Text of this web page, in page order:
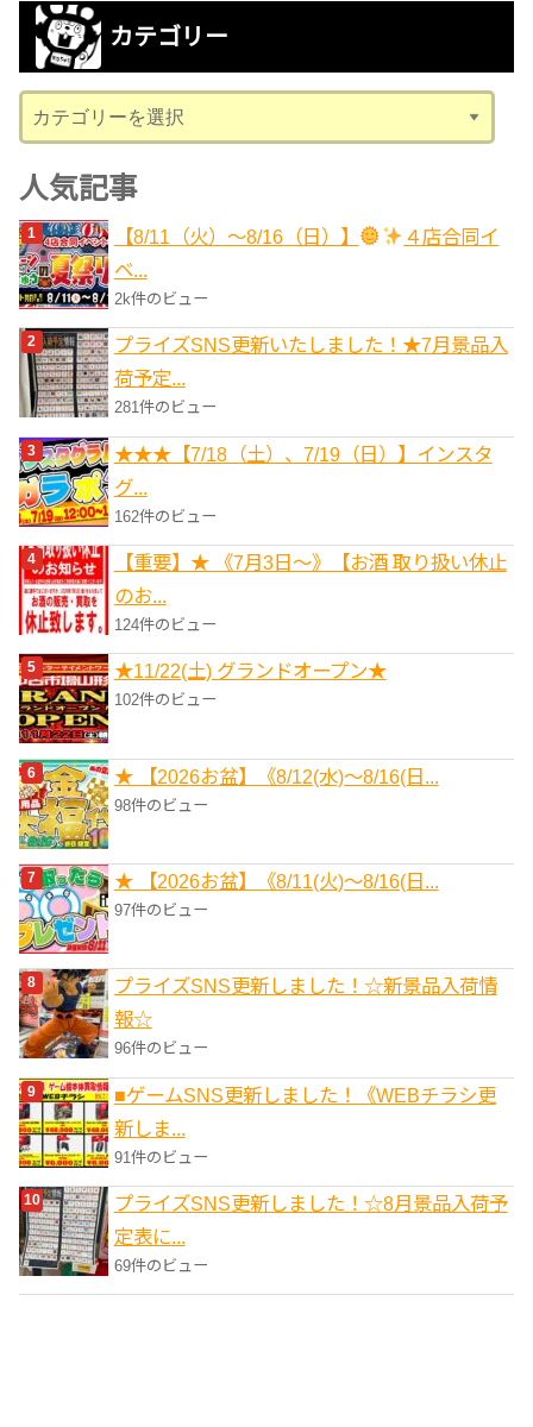
カ
ブ
カテゴリー
テ
ゴ
リ
ー
人気記事
【8/11（火）～8/16（日）】
４店合同イ
ベ...
2k件のビュー
プライズSNS更新いたしました！★7月景品入
荷予定...
281件のビュー
★★★【7/18（土）、7/19（日）】インスタ
グ...
162件のビュー
【重要】★ 《7月3日～》【お酒 取り扱い休止
のお...
124件のビュー
★11/22(土) グランドオープン★
102件のビュー
★ 【2026お盆】《8/12(水)～8/16(日...
98件のビュー
★ 【2026お盆】《8/11(火)～8/16(日...
97件のビュー
プライズSNS更新しました！☆新景品入荷情
報☆
96件のビュー
■ゲームSNS更新しました！《WEBチラシ更
新しま...
91件のビュー
プライズSNS更新しました！☆8月景品入荷予
定表に...
69件のビュー